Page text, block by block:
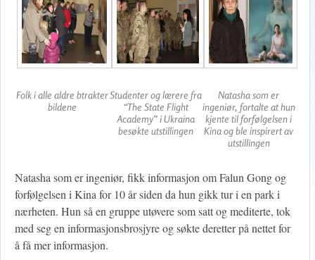
Folk i alle aldre btrakter
bildene
Studenter og lærere fra
“The State Flight
Academy” i Ukraina
besøkte utstillingen
Natasha som er
ingeniør, fortalte at hun
kjente til forfølgelsen i
Kina og ble inspirert av
utstillingen
Natasha som er ingeniør, fikk informasjon om Falun Gong og
forfølgelsen i Kina for 10 år siden da hun gikk tur i en park i
nærheten. Hun så en gruppe utøvere som satt og mediterte, tok
med seg en informasjonsbrosjyre og søkte deretter på nettet for
å få mer informasjon.